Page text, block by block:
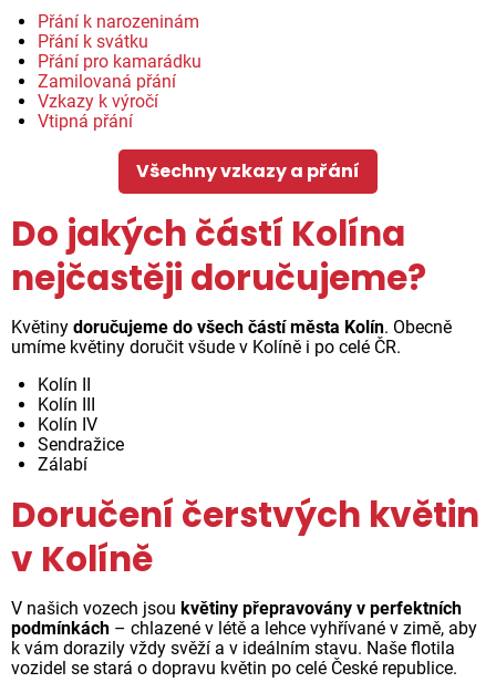
Přání k narozeninám
Přání k svátku
Přání pro kamarádku
Zamilovaná přání
Vzkazy k výročí
Vtipná přání
Všechny vzkazy a přání
Do jakých částí Kolína
nejčastěji doručujeme?
Květiny doručujeme do všech částí města Kolín. Obecně
umíme květiny doručit všude v Kolíně i po celé ČR.
Kolín II
Kolín III
Kolín IV
Sendražice
Zálabí
Doručení čerstvých květin
v Kolíně
V našich vozech jsou květiny přepravovány v perfektních
podmínkách – chlazené v létě a lehce vyhřívané v zimě, aby
k vám dorazily vždy svěží a v ideálním stavu. Naše flotila
vozidel se stará o dopravu květin po celé České republice.